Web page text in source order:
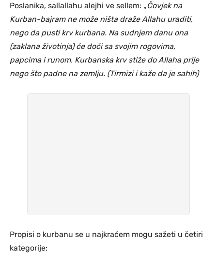
Poslanika, sallallahu alejhi ve sellem: „Čovjek na
Kurban-bajram ne može ništa draže Allahu uraditi,
nego da pusti krv kurbana. Na sudnjem danu ona
(zaklana životinja) će doći sa svojim rogovima,
papcima i runom. Kurbanska krv stiže do Allaha prije
nego što padne na zemlju. (Tirmizi i kaže da je sahih)
Propisi o kurbanu se u najkraćem mogu sažeti u četiri
kategorije: